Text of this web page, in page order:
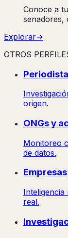
Conoce a
senadores,
Explorar→
OTROS
origen.
ONGs y
Monitoreo
de datos.
Empresas
real.